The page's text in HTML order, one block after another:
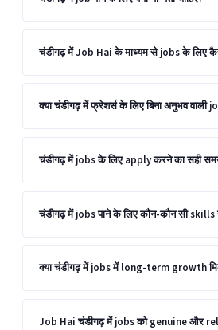
चंडीगढ़ में Job Hai के माध्यम से jobs के लिए
क्या चंडीगढ़ में फ्रेशर्स के लिए बिना अनुभव वाली
चंडीगढ़ में jobs के लिए apply करने का सही
चंडीगढ़ में jobs पाने के लिए कौन-कौन सी skills
क्या चंडीगढ़ में jobs में long-term growth
Job Hai चंडीगढ़ में jobs को genuine और